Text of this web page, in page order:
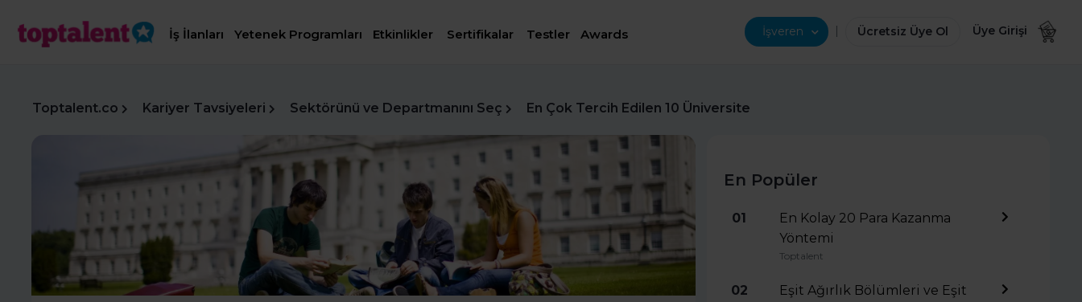
İş İlanları Yetenek Programları Etkinlikler Sertifikalar Testler Awards İşveren | Ücretsiz Üye Ol Üye Girişi
Toptalent.co Kariyer Tavsiyeleri Sektörünü ve Departmanını Seç En Çok Tercih Edilen 10 Üniversite
En Popüler
01
En Kolay 20 Para Kazanma
Yöntemi
Toptalent
02
Eşit Ağırlık Bölümleri ve Eşit